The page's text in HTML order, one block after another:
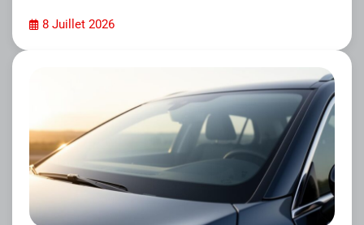
8 Juillet 2026